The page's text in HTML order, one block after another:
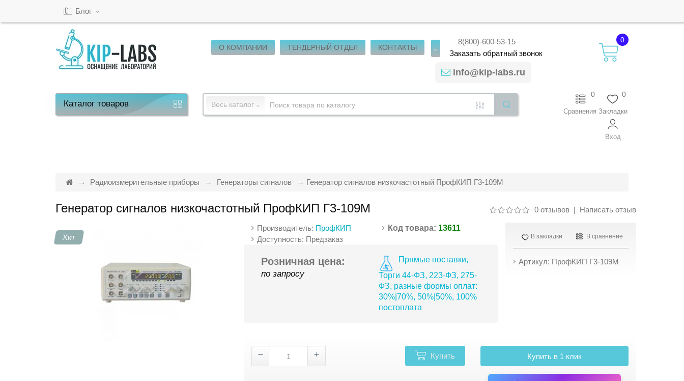
Блог
О КОМПАНИИ ТЕНДЕРНЫЙ ОТДЕЛ КОНТАКТЫ
8(800)-600-53-15
Заказатьобратныйзвонок
info@kip-labs.ru
0
Каталогтоваров Весь каталог
0
Закладки
0
Сравнения
Вход
Радиоизмерительные приборы Генераторы сигналов Генератор сигналов низкочастотный ПрофКИП Г3-109М
Генератор сигналов низкочастотный ПрофКИП Г3-109М 0 отзывов| Написать отзыв
Хит
Производитель: ПрофКИП Код товара: 13611
Доступность: Предзаказ
Розничная цена:
по запросу
Прямые поставки,
Торги 44-ФЗ, 223-ФЗ, 275-
ФЗ, разные формы оплат:
30%|70%, 50%|50%, 100%
постоплата
В закладки В сравнение
Артикул: ПрофКИП Г3-109М
Купить Купить в 1 клик